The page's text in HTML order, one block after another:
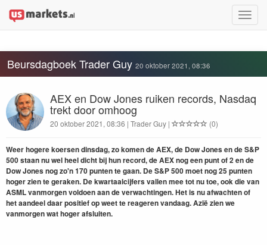
Toggle
Beursdagboek Trader Guy 20 oktober 2021, 08:36
AEX en Dow Jones ruiken records, Nasdaq
trekt door omhoog
20 oktober 2021, 08:36 | Trader Guy | (0)
Weer hogere koersen dinsdag, zo komen de AEX, de Dow Jones en de S&P
500 staan nu wel heel dicht bij hun record, de AEX nog een punt of 2 en de
Dow Jones nog zo'n 170 punten te gaan. De S&P 500 moet nog 25 punten
hoger zien te geraken. De kwartaalcijfers vallen mee tot nu toe, ook die van
ASML vanmorgen voldoen aan de verwachtingen. Het is nu afwachten of
het aandeel daar positief op weet te reageren vandaag. Azië zien we
vanmorgen wat hoger afsluiten.